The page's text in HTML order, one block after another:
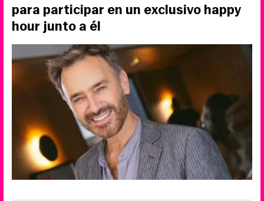
para participar en un exclusivo happy
hour junto a él